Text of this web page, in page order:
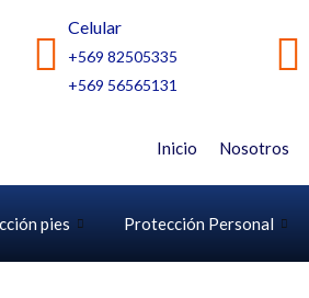
Celular
+569 82505335
+569 56565131
Inicio Nosotros
pies Protección Personal